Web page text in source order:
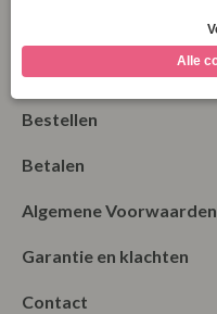
Retourneren
Bestellen
Betalen
Algemene Voorwaarden
Garantie en klachten
Contact